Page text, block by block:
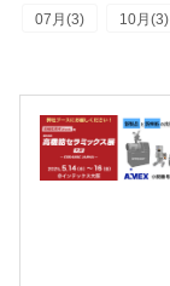
07月(3) 10月(3)